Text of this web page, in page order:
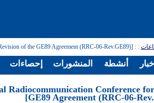
:
: [Regional Radiocommunication Conference for the Revision of the GE89 Agreement (RRC-06-Rev.GE89)]
Radiocommunication Conference
GE89 Agreement (RRC-06-
إحصاءات المنشورات أنشطة